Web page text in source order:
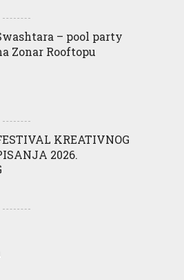
– pool party
Zonar Rooftopu
KREATIVNOG
2026.